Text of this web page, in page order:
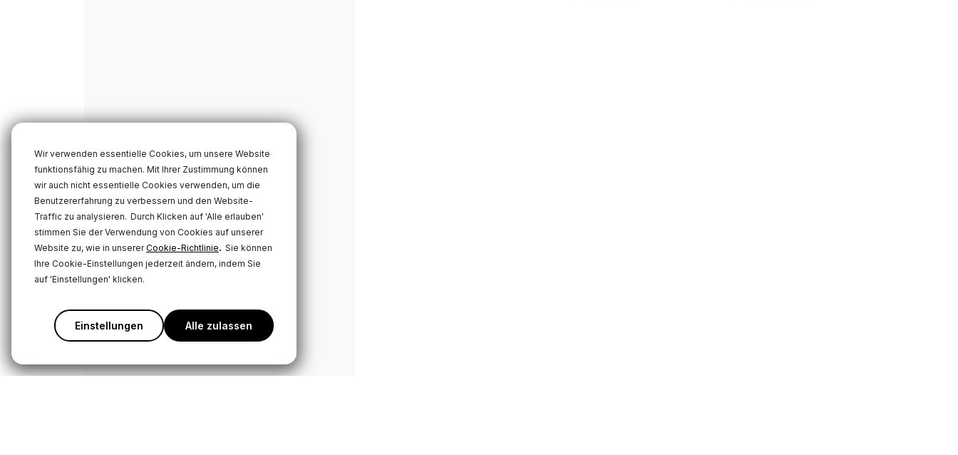
Wir verwenden essentielle Cookies, um unsere Website
funktionsfähig zu machen. Mit Ihrer Zustimmung können
wir auch nicht essentielle Cookies verwenden, um die
Benutzererfahrung zu verbessern und den Website-
Traffic zu analysieren. Durch Klicken auf 'Alle erlauben'
stimmen Sie der Verwendung von Cookies auf unserer
Website zu, wie in unsererCookie-Richtlinie. Sie können
Ihre Cookie-Einstellungen jederzeit ändern, indem Sie
auf 'Einstellungen' klicken.
Einstellungen Alle zulassen